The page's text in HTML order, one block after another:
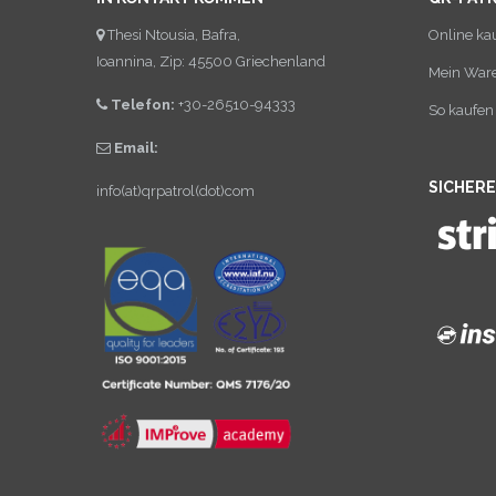
Thesi Ntousia, Bafra,
Ioannina, Zip: 45500 Griechenland
Telefon: +30-26510-94333
Email:
info(at)qrpatrol(dot)com
Online
Mein
So